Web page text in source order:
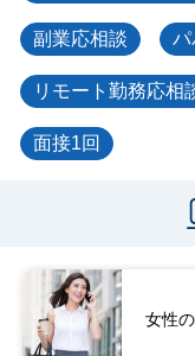
副業応相談 パ
リモート勤務応相
面接1回
女性